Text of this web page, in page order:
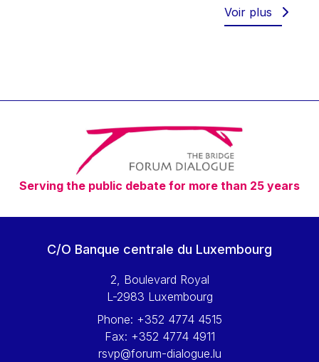
Timothy Radcliffe
Vaclav Klaus
Vassilios Skouris
Vítor Manuel da Silva Caldeira
Viviane Reding
Walter Hagg
Wolfgang Ketterle
Yossi Beillin
Yves FRANCHET
Voir plus
Serving the public debate for more than 25 years
C/O Banque centrale du Luxembourg
2, Boulevard Royal
L-2983 Luxembourg
Phone: +352 4774 4515
Fax: +352 4774 4911
rsvp@forum-dialogue.lu